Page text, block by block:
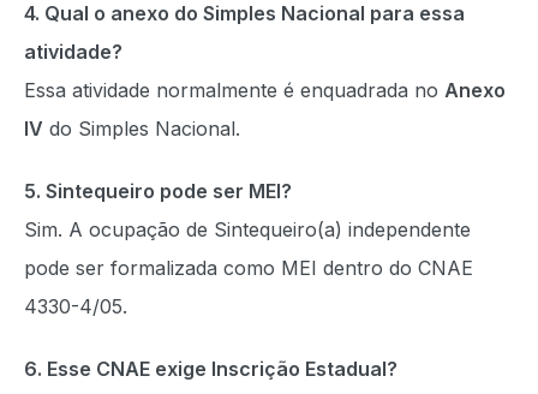
4. Qual o anexo do Simples Nacional para essa
atividade?
Essa atividade normalmente é enquadrada no Anexo
IV do Simples Nacional.
5. Sintequeiro pode ser MEI?
Sim. A ocupação de Sintequeiro(a) independente
pode ser formalizada como MEI dentro do CNAE
4330-4/05.
6. Esse CNAE exige Inscrição Estadual?